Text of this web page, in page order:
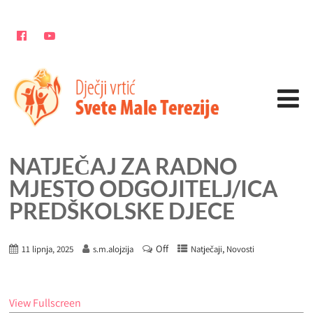
NATJEČAJ ZA RADNO
MJESTO ODGOJITELJ/ICA
PREDŠKOLSKE DJECE
11 lipnja, 2025 s.m.alojzija Off Natječaji, Novosti
View Fullscreen